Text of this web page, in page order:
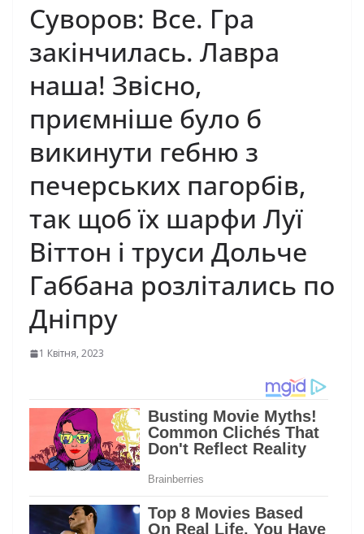
Суворов: Все. Гра
закінчилась. Лавра
наша! Звісно,
приємніше було б
викинути гебню з
печерських пагорбів,
так щоб їх шарфи Луї
Віттон і труси Дольче
Габбана розлітались по
Дніпру
1 Квітня, 2023